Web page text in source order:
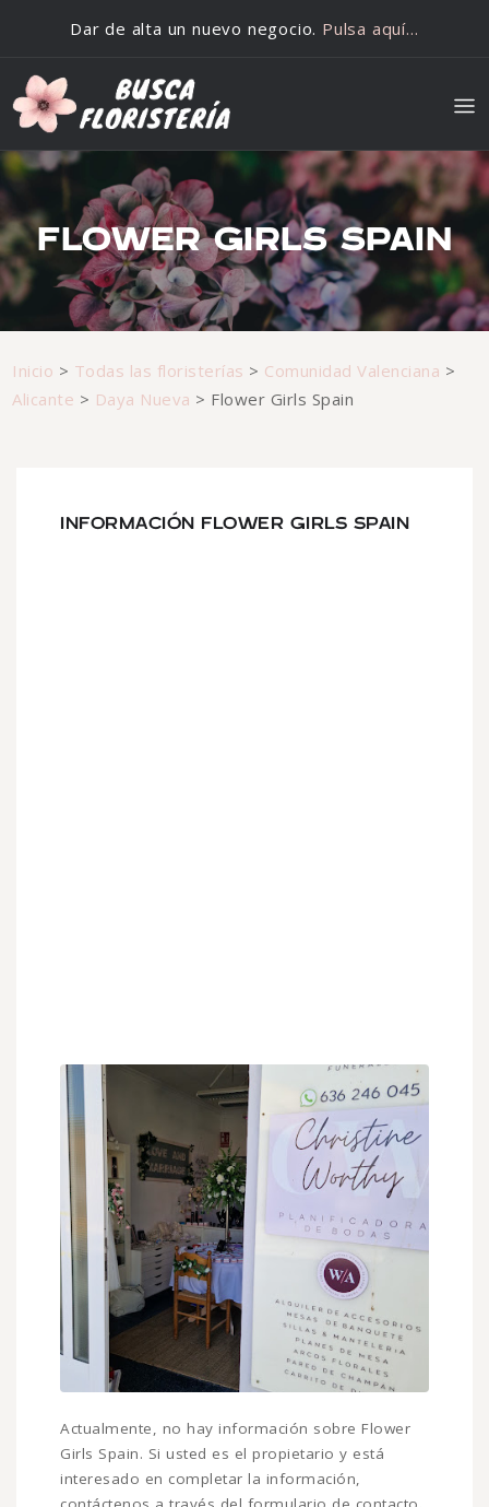
Dar de alta un nuevo negocio. Pulsa aquí…
FLOWER GIRLS SPAIN
Inicio > Todas las floristerías > Comunidad Valenciana >
Alicante > Daya Nueva > Flower Girls Spain
INFORMACIÓN FLOWER GIRLS SPAIN
Actualmente, no hay información sobre Flower
Girls Spain. Si usted es el propietario y está
interesado en completar la información,